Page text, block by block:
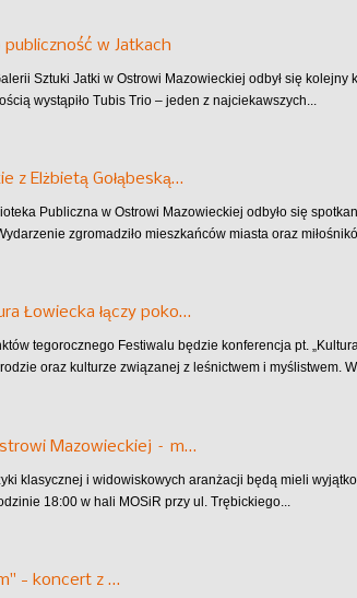
publiczność w Jatkach
Sztuki Jatki w Ostrowi Mazowieckiej odbył się kolejny
wystąpiło Tubis Trio – jeden z najciekawszych...
z Elżbietą Gołąbeską…
Publiczna w Ostrowi Mazowieckiej odbyło się
zgromadziło mieszkańców miasta oraz
Łowiecka łączy poko…
tegorocznego Festiwalu będzie konferencja pt.
oraz kulturze związanej z leśnictwem i myślistwem.
Mazowieckiej – m…
klasycznej i widowiskowych aranżacji będą mieli
18:00 w hali MOSiR przy ul. Trębickiego...
- koncert z …